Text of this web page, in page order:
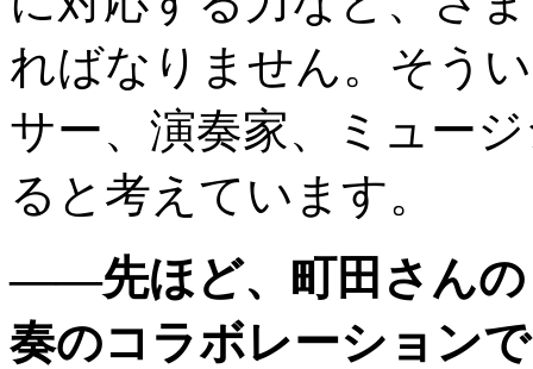
ればなりません。そう
サー、演奏家、ミュー
ると考えています。
——先ほど、町田さんの
奏のコラボレーション